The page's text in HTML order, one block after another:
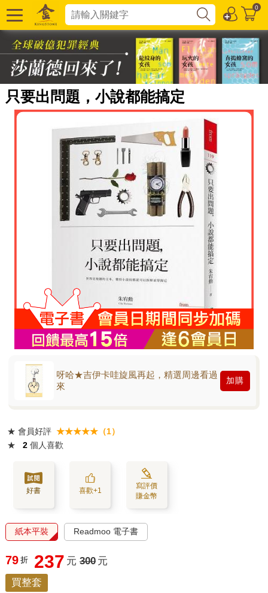
0
只要出問題，小說都能搞定
呀哈★吉伊卡哇旋風再起，精選周邊看過
來
加購
★ 會員好評 ★★★★★（1）
★
2 個人喜歡
好書 喜歡+1
寫評價
賺金幣
紙本平裝 Readmoo 電子書
79 折 237 元 300 元
買整套